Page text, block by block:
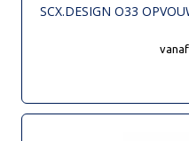
SCX.DESIGN O33
vanaf